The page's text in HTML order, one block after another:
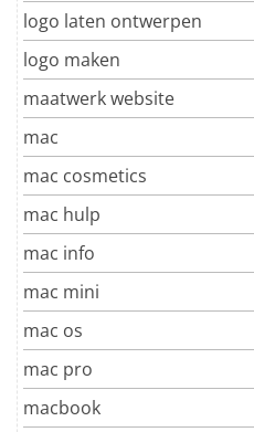
logo laten ontwerpen
logo maken
maatwerk website
mac
mac cosmetics
mac hulp
mac info
mac mini
mac os
mac pro
macbook